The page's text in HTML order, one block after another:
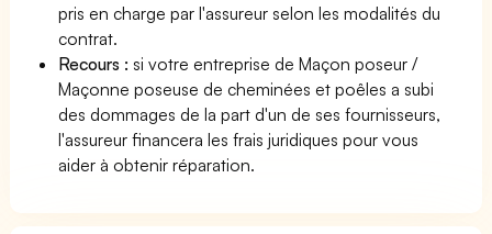
pris en charge par l'assureur selon les modalités du
contrat.
Recours : si votre entreprise de Maçon poseur /
Maçonne poseuse de cheminées et poêles a subi
des dommages de la part d'un de ses fournisseurs,
l'assureur financera les frais juridiques pour vous
aider à obtenir réparation.